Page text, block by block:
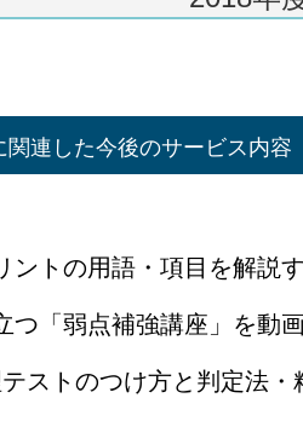
関連した今後のサービス内容
ントの用語・項目を解説
つ「弱点補強講座」を動
ストのつけ方と判定法・